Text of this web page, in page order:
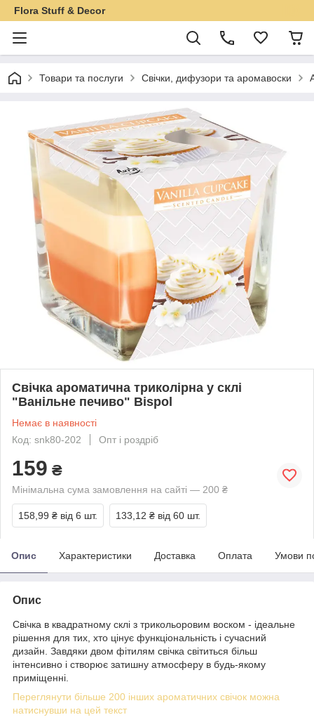
Flora Stuff & Decor
Товари та послуги Свічки, дифузори та аромавоски
Свічка ароматична триколірна у склі
"Ванільне печиво" Bispol
Немає в наявності
Код: snk80-202
Опт і роздріб
159 ₴
Мінімальна сума замовлення на сайті — 200 ₴
158,99 ₴ від 6 шт. 133,12 ₴ від 60 шт.
Опис Характеристики Доставка Оплата Умови
Опис
Свічка в квадратному склі з трикольоровим воском - ідеальне
рішення для тих, хто цінує функціональність і сучасний
дизайн. Завдяки двом фітилям свічка світиться більш
інтенсивно і створює затишну атмосферу в будь-якому
приміщенні.
Переглянути більше 200 інших ароматичних свічок можна
натиснувши на цей текст